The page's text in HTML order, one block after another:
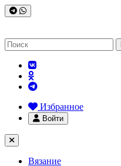
Избранное
Войти
Вязание